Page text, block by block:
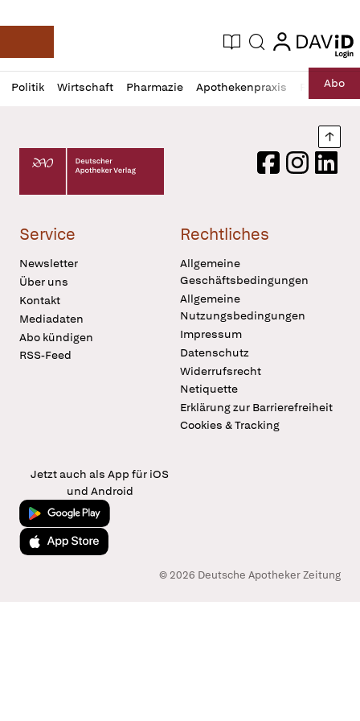
Deutsche Apotheker Zeitung
Aktuelle Ausgabe
Suche login
login
Politik Wirtschaft Pharmazie Apothekenpraxis RechtAbo
Profil
öffnen
Daz
Pur
Deutscher Apotheker Verlag Logo
FacebookInstagram
Service
Newsletter
Über uns
Kontakt
Mediadaten
Abo kündigen
RSS-Feed
Rechtliches
Allgemeine
Geschäftsbedingungen
Allgemeine
Nutzungsbedingungen
Impressum
Datenschutz
Widerrufsrecht
Netiquette
Erklärung zur Barrierefreiheit
Cookies & Tracking
Jetzt auch als App für iOS
und Android
Jetzt bei Google Play
Laden im App Store
© 2026 Deutsche Apotheker Zeitung